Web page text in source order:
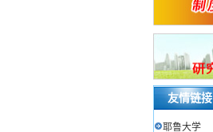
友情链接
耶鲁大学